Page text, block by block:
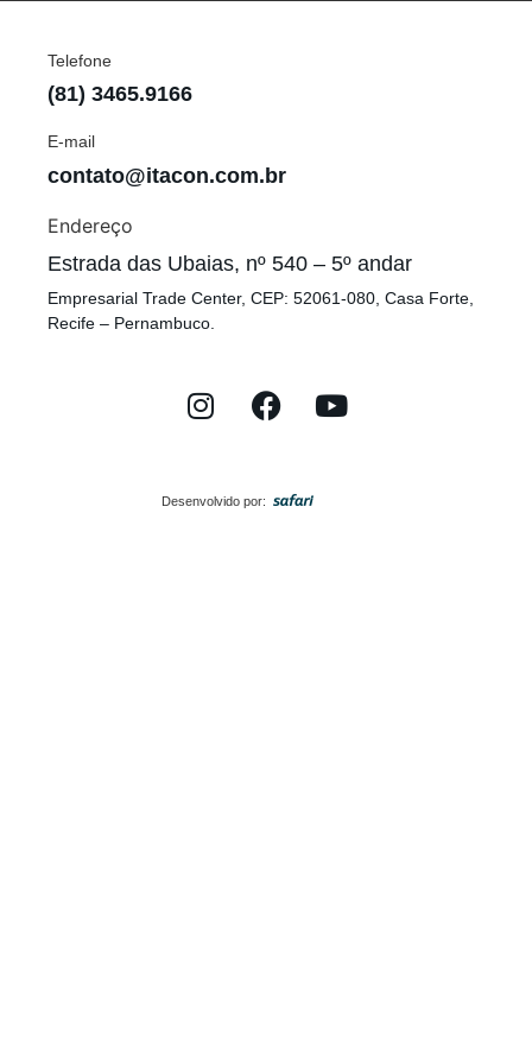
Telefone
(81) 3465.9166
E-mail
contato@itacon.com.br
Endereço
Estrada das Ubaias, nº 540 – 5º andar
Empresarial Trade Center, CEP: 52061-080, Casa Forte,
Recife – Pernambuco.
Desenvolvido por: